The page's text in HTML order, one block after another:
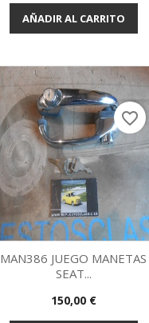
AÑADIR AL CARRITO
Vista rápida
MAN386 JUEGO MANETAS
SEAT...
Precio
150,00 €
favorite_border